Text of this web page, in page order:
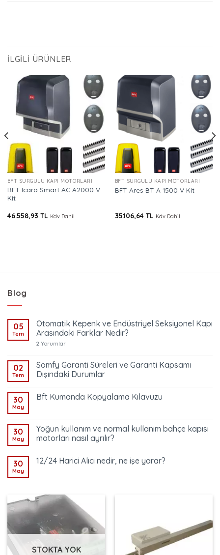
İLGILI ÜRÜNLER
BFT SÜRGÜLÜ KAPI MOTORLARI
BFT Icaro Smart AC A2000 V
Kit
46.558,93 TL Kdv Dahil
BFT SÜRGÜLÜ KAPI MOTORLARI
BFT Ares BT A 1500 V Kit
35.106,64 TL Kdv Dahil
Blog
05
Tem
Otomatik Kepenk ve Endüstriyel Seksiyonel Kapı
Arasındaki Farklar Nedir?
2 Yorumlar
02
Tem
Somfy Garanti Süreleri ve Garanti Kapsamı
Dışındaki Durumlar
30
May
Bft Kumanda Kopyalama Kılavuzu
30
May
Yoğun kullanım ve normal kullanım bahçe kapısı
motorları nasıl ayrılır?
30
May
12/24 Harici Alıcı nedir, ne işe yarar?
STOKTA YOK